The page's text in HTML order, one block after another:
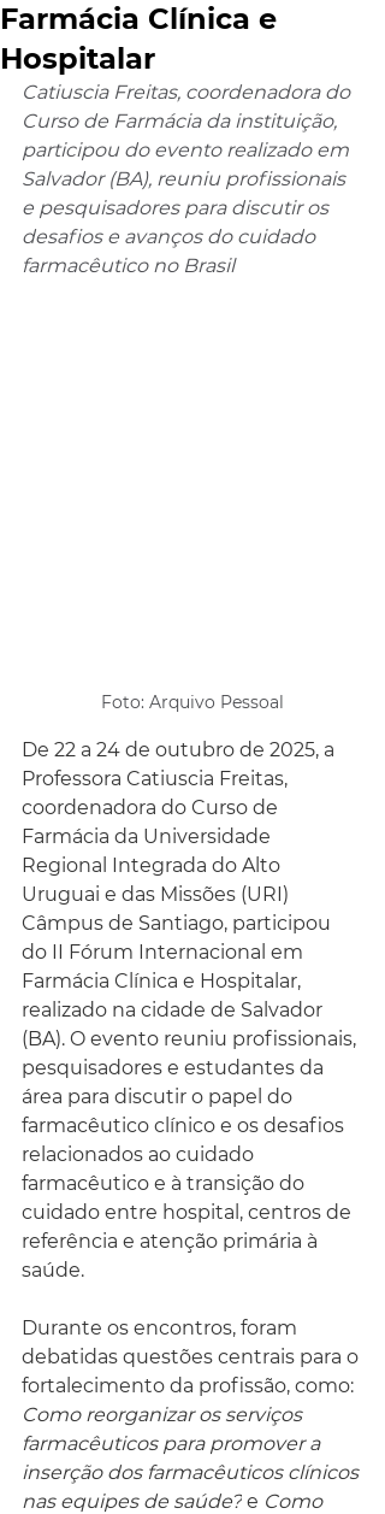
Farmácia Clínica e
Hospitalar
Catiuscia Freitas, coordenadora do
Curso de Farmácia da instituição,
participou do evento realizado em
Salvador (BA), reuniu profissionais
e pesquisadores para discutir os
desafios e avanços do cuidado
farmacêutico no Brasil
Foto: Arquivo Pessoal
De 22 a 24 de outubro de 2025, a
Professora Catiuscia Freitas,
coordenadora do Curso de
Farmácia da Universidade
Regional Integrada do Alto
Uruguai e das Missões (URI)
Câmpus de Santiago, participou
do II Fórum Internacional em
Farmácia Clínica e Hospitalar,
realizado na cidade de Salvador
(BA). O evento reuniu profissionais,
pesquisadores e estudantes da
área para discutir o papel do
farmacêutico clínico e os desafios
relacionados ao cuidado
farmacêutico e à transição do
cuidado entre hospital, centros de
referência e atenção primária à
saúde.
Durante os encontros, foram
debatidas questões centrais para o
fortalecimento da profissão, como:
Como reorganizar os serviços
farmacêuticos para promover a
inserção dos farmacêuticos clínicos
nas equipes de saúde? e Como